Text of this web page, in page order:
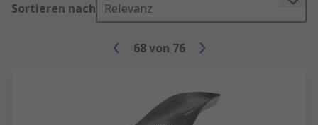
Sortieren nach Relevanz
68 von 76